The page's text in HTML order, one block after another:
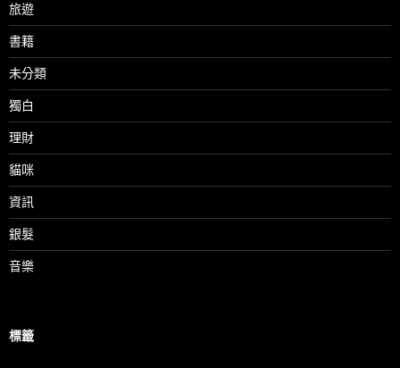
旅遊
書籍
未分類
獨白
理財
貓咪
資訊
銀髮
音樂
標籤